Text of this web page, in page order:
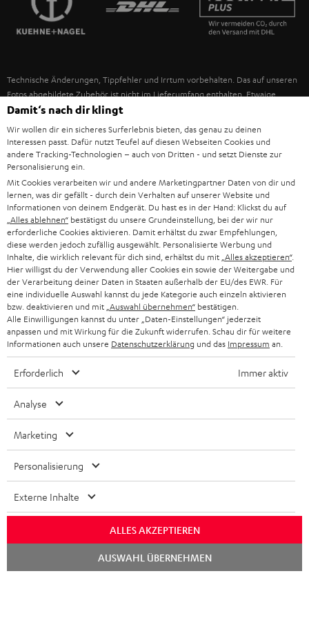
IN-EAR-KOPFHÖRER
NEUHEITEN
UNSER MANAGEMENT
UNSERE WERTE
BILDUNGSRABATT
GESCHENKGUTSCHEIN
SPANIEN
USA
WEITERE LÄNDER
Technische Änderungen, Tippfehler und Irrtum vorbehalten. Das auf unseren
Fotos abgebildete Zubehör ist nicht im Lieferumfang enthalten. Etwaige
Entsorgungsgebühren für Batterien sind im Preis inbegriffen.
©2026 Lautsprecher Teufel GmbH - All rights reserved.
Impressum AGB Datenschutz
Vertrag widerrufen
Damit‘s nach dir klingt
Wir wollen dir ein sicheres Surferlebnis bieten, das genau zu deinen
Interessen passt. Dafür nutzt Teufel auf diesen Webseiten Cookies und
andere Tracking-Technologien – auch von Dritten - und setzt Dienste zur
Personalisierung ein.
Mit Cookies verarbeiten wir und andere Marketingpartner Daten von dir und
lernen, was dir gefällt - durch dein Verhalten auf unserer Website und
Informationen von deinem Endgerät. Du hast es in der Hand: Klickst du auf
„Alles ablehnen“ bestätigst du unsere Grundeinstellung, bei der wir nur
erforderliche Cookies aktivieren. Damit erhältst du zwar Empfehlungen,
diese werden jedoch zufällig ausgewählt. Personalisierte Werbung und
Inhalte, die wirklich relevant für dich sind, erhältst du mit „Alles akzeptieren“.
Hier willigst du der Verwendung aller Cookies ein sowie der Weitergabe und
der Verarbeitung deiner Daten in Staaten außerhalb der EU/des EWR. Für
eine individuelle Auswahl kannst du jede Kategorie auch einzeln aktivieren
bzw. deaktivieren und mit „Auswahl übernehmen“ bestätigen.
Alle Einwilligungen kannst du unter „Daten-Einstellungen“ jederzeit
anpassen und mit Wirkung für die Zukunft widerrufen. Schau dir für weitere
Informationen auch unsere Datenschutzerklärung und das Impressum an.
Erforderlich Immer aktiv
Analyse
Marketing
Personalisierung
Externe Inhalte
ALLES AKZEPTIEREN
AUSWAHL ÜBERNEHMEN